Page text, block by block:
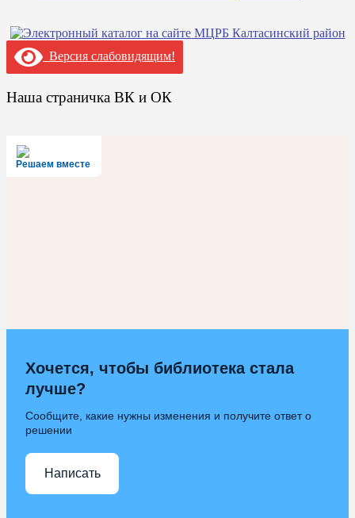
Версия слабовидящим!
Наша страничка ВК и ОК
Решаем вместе
Хочется, чтобы библиотека стала
лучше?
Сообщите, какие нужны изменения и получите ответ о
решении
Написать